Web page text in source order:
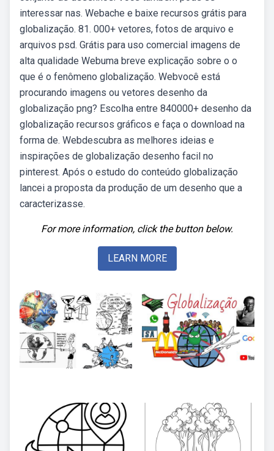
interessar nas. Webache e baixe recursos grátis para
globalização. 81. 000+ vetores, fotos de arquivo e
arquivos psd. Grátis para uso comercial imagens de
alta qualidade Webuma breve explicação sobre o o
que é o fenômeno globalização. Webvocê está
procurando imagens ou vetores desenho da
globalização png? Escolha entre 840000+ desenho da
globalização recursos gráficos e faça o download na
forma de. Webdescubra as melhores ideias e
inspirações de globalização desenho facil no
pinterest. Após o estudo do conteúdo globalização
lancei a proposta da produção de um desenho que a
caracterizasse.
For more information, click the button below.
LEARN MORE